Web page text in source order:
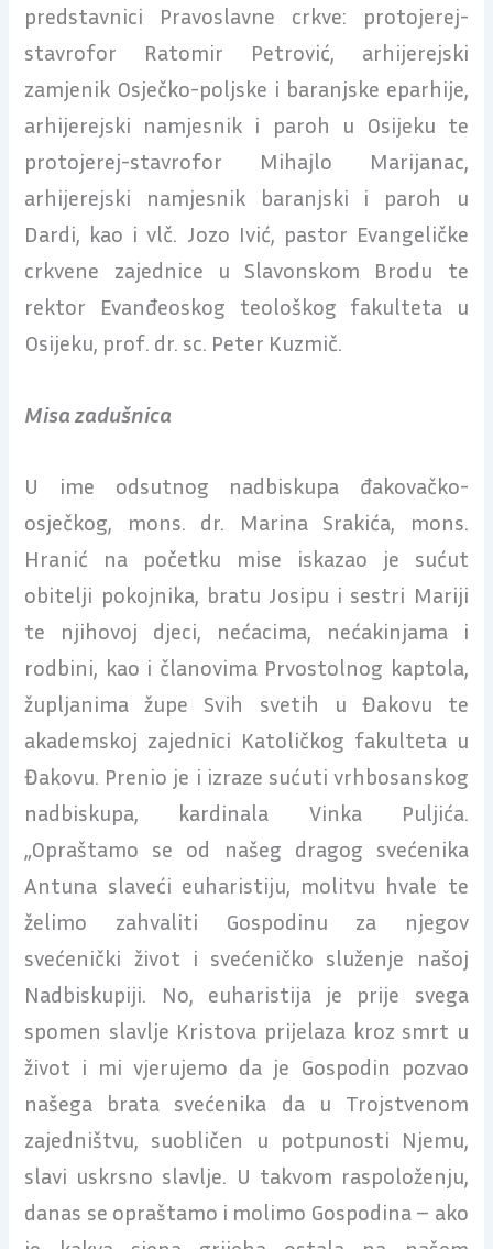
predstavnici Pravoslavne crkve: protojerej-
stavrofor Ratomir Petrović, arhijerejski
zamjenik Osječko-poljske i baranjske eparhije,
arhijerejski namjesnik i paroh u Osijeku te
protojerej-stavrofor Mihajlo Marijanac,
arhijerejski namjesnik baranjski i paroh u
Dardi, kao i vlč. Jozo Ivić, pastor Evangeličke
crkvene zajednice u Slavonskom Brodu te
rektor Evanđeoskog teološkog fakulteta u
Osijeku, prof. dr. sc. Peter Kuzmič.
Misa zadušnica
U ime odsutnog nadbiskupa đakovačko-
osječkog, mons. dr. Marina Srakića, mons.
Hranić na početku mise iskazao je sućut
obitelji pokojnika, bratu Josipu i sestri Mariji
te njihovoj djeci, nećacima, nećakinjama i
rodbini, kao i članovima Prvostolnog kaptola,
župljanima župe Svih svetih u Đakovu te
akademskoj zajednici Katoličkog fakulteta u
Đakovu. Prenio je i izraze sućuti vrhbosanskog
nadbiskupa, kardinala Vinka Puljića.
„Opraštamo se od našeg dragog svećenika
Antuna slaveći euharistiju, molitvu hvale te
želimo zahvaliti Gospodinu za njegov
svećenički život i svećeničko služenje našoj
Nadbiskupiji. No, euharistija je prije svega
spomen slavlje Kristova prijelaza kroz smrt u
život i mi vjerujemo da je Gospodin pozvao
našega brata svećenika da u Trojstvenom
zajedništvu, suobličen u potpunosti Njemu,
slavi uskrsno slavlje. U takvom raspoloženju,
danas se opraštamo i molimo Gospodina – ako